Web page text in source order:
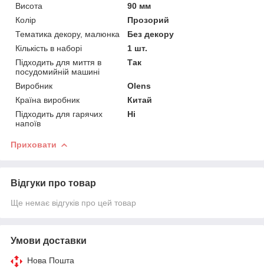
Висота
90 мм
Колір
Прозорий
Тематика декору, малюнка
Без декору
Кількість в наборі
1 шт.
Підходить для миття в
посудомийній машині
Так
Виробник
Olens
Країна виробник
Китай
Підходить для гарячих
напоїв
Ні
Приховати
Відгуки про товар
Ще немає відгуків про цей товар
Умови доставки
Нова Пошта